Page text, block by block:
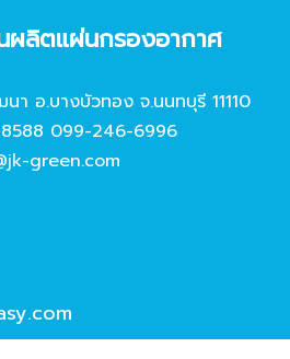
ผลิตแผ่นกรองอากาศ
อ.บางบัวทอง จ.นนทบุรี 11110
099-246-6996
green.com